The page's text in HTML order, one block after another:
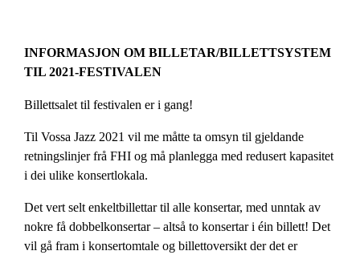
INFORMASJON OM BILLETAR/BILLETTSYSTEM
TIL 2021-FESTIVALEN
Billettsalet til festivalen er i gang!
Til Vossa Jazz 2021 vil me måtte ta omsyn til gjeldande
retningslinjer frå FHI og må planlegga med redusert kapasitet
i dei ulike konsertlokala.
Det vert selt enkeltbillettar til alle konsertar, med unntak av
nokre få dobbelkonsertar – altså to konsertar i éin billett! Det
vil gå fram i konsertomtale og billettoversikt der det er